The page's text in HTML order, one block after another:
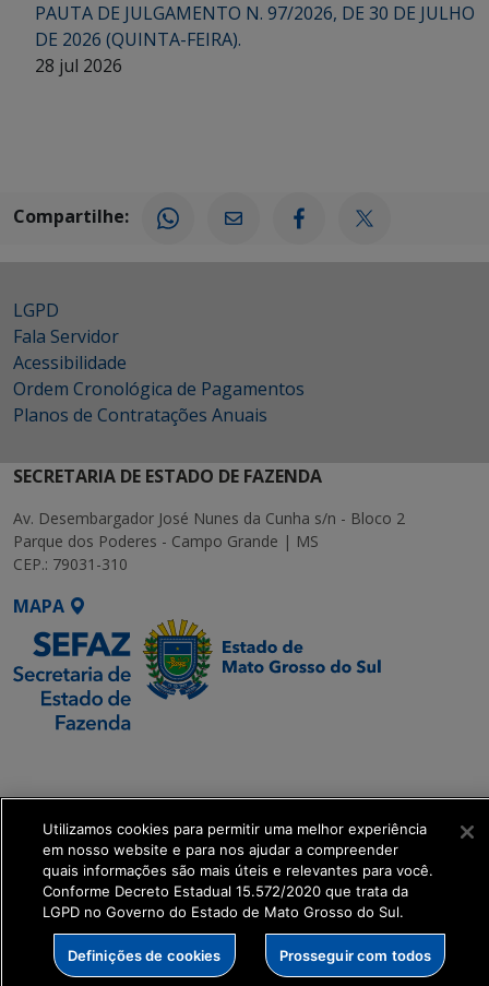
PAUTA DE JULGAMENTO N. 97/2026, DE 30 DE JULHO
DE 2026 (QUINTA-FEIRA).
28 jul 2026
Compartilhe:
LGPD
Fala Servidor
Acessibilidade
Ordem Cronológica de Pagamentos
Planos de Contratações Anuais
SECRETARIA DE ESTADO DE FAZENDA
Av. Desembargador José Nunes da Cunha s/n - Bloco 2
Parque dos Poderes - Campo Grande | MS
CEP.: 79031-310
MAPA
get_footer();
Utilizamos cookies para permitir uma melhor experiência
em nosso website e para nos ajudar a compreender
quais informações são mais úteis e relevantes para você.
Conforme Decreto Estadual 15.572/2020 que trata da
LGPD no Governo do Estado de Mato Grosso do Sul.
Definições de cookies Prosseguir com todos